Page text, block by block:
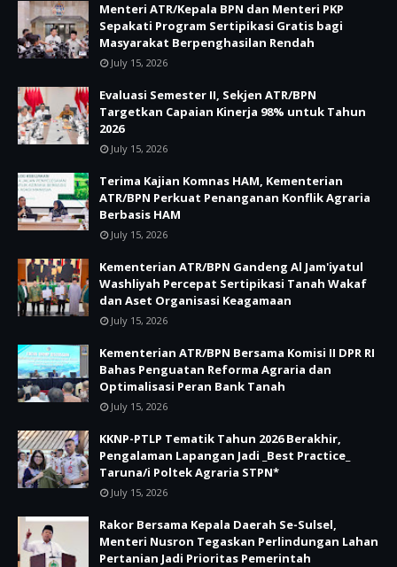
Menteri ATR/Kepala BPN dan Menteri PKP
Sepakati Program Sertipikasi Gratis bagi
Masyarakat Berpenghasilan Rendah
July 15, 2026
Evaluasi Semester II, Sekjen ATR/BPN
Targetkan Capaian Kinerja 98% untuk Tahun
2026
July 15, 2026
Terima Kajian Komnas HAM, Kementerian
ATR/BPN Perkuat Penanganan Konflik Agraria
Berbasis HAM
July 15, 2026
Kementerian ATR/BPN Gandeng Al Jam'iyatul
Washliyah Percepat Sertipikasi Tanah Wakaf
dan Aset Organisasi Keagamaan
July 15, 2026
Kementerian ATR/BPN Bersama Komisi II DPR RI
Bahas Penguatan Reforma Agraria dan
Optimalisasi Peran Bank Tanah
July 15, 2026
KKNP-PTLP Tematik Tahun 2026 Berakhir,
Pengalaman Lapangan Jadi _Best Practice_
Taruna/i Poltek Agraria STPN*
July 15, 2026
Rakor Bersama Kepala Daerah Se-Sulsel,
Menteri Nusron Tegaskan Perlindungan Lahan
Pertanian Jadi Prioritas Pemerintah